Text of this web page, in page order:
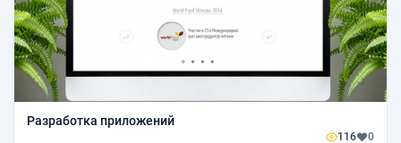
Разработка приложений
116 0